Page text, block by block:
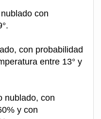
con
con probabilidad
entre 13° y
nublado, con
y con